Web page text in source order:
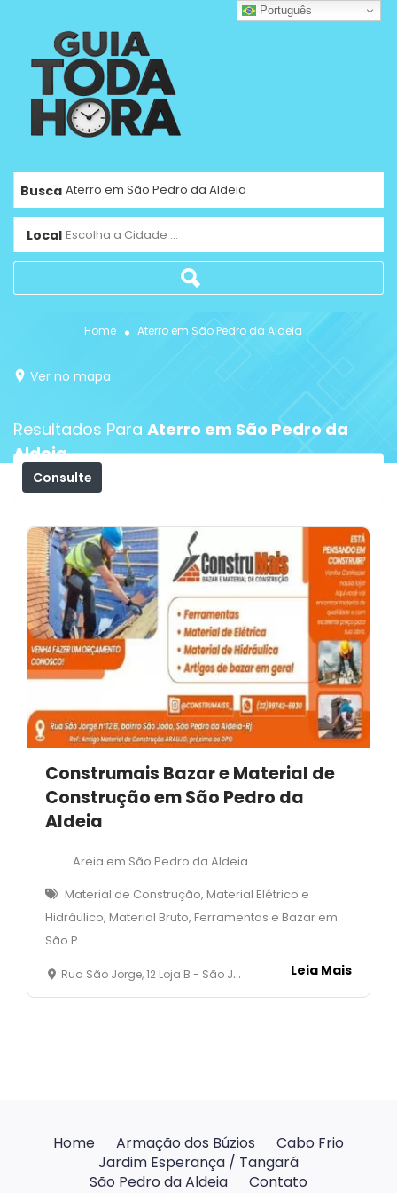
Busca
Local Escolha a Cidade ...
Home Aterro em São Pedro da Aldeia
Ver no mapa
Resultados Para Aterro em São Pedro da
Aldeia
Consulte
Construmais Bazar e Material de
Construção em São Pedro da
Aldeia
Areia em São Pedro da Aldeia
Material de Construção, Material Elétrico e
Hidráulico, Material Bruto, Ferramentas e Bazar em
São P
Rua São Jorge, 12 Loja B - São João - São Pedro da Aldeia - RJ Leia Mais
Home Armação dos Búzios
Cabo Frio
Jardim Esperança / Tangará
São Pedro da Aldeia
Contato
Português